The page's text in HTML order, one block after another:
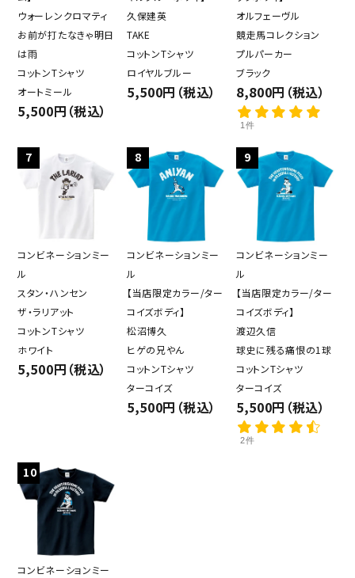
カテゴリー
ウォーレンクロマティ
お前が打たなきゃ明日
は雨
コットンTシャツ
オートミール
5,500円（税込）
久保建英
TAKE
コットンTシャツ
ロイヤルブルー
5,500円（税込）
オルフェーヴル
競走馬コレクション
プルパーカー
ブラック
8,800円（税込）
1件
7
コンビネーションミー
ル
スタン・ハンセン
ザ・ラリアット
コットンTシャツ
ホワイト
5,500円（税込）
8
コンビネーションミー
ル
【当店限定カラー/ター
コイズボディ】
松沼博久
ヒゲの兄やん
コットンTシャツ
ターコイズ
5,500円（税込）
9
コンビネーションミー
ル
【当店限定カラー/ター
コイズボディ】
渡辺久信
球史に残る痛恨の1球
コットンTシャツ
ターコイズ
5,500円（税込）
2件
10
コンビネーションミー